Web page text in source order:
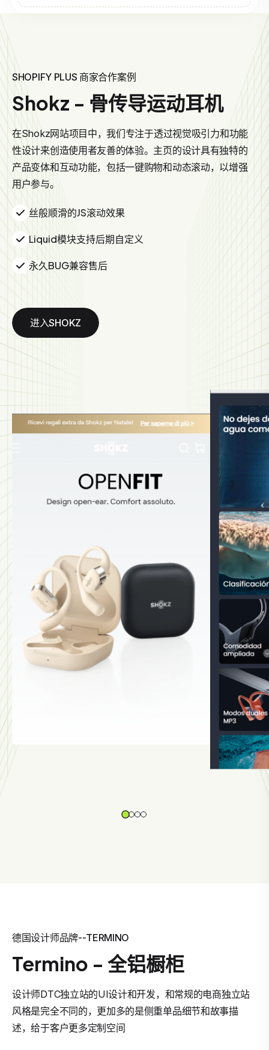
SHOPIFY PLUS 商家合作案例
Shokz - 骨传导运动耳机
在Shokz网站项目中，我们专注于透过视觉吸引力和功能
性设计来创造使用者友善的体验。主页的设计具有独特的
产品变体和互动功能，包括一键购物和动态滚动，以增强
用户参与。
丝般顺滑的JS滚动效果
Liquid模块支持后期自定义
永久BUG兼容售后
进入SHOKZ
德国设计师品牌--TERMINO
Termino - 全铝橱柜
设计师DTC独立站的UI设计和开发，和常规的电商独立站
风格是完全不同的，更加多的是侧重单品细节和故事描
述，给于客户更多定制空间